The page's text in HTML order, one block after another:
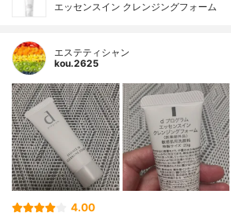
エッセンスイン クレンジングフォーム
エステティシャン
kou.2625
4.00